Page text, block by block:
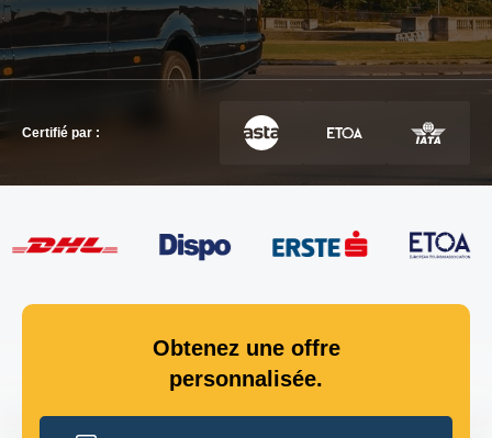
CONTACTEZ-NOUS
CONTACTEZ-NOUS
Certifié par :
Obtenez une offre
personnalisée.